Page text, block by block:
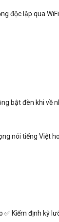
lập qua
bật đèn khi về
nói tiếng Việt
Kiểm định